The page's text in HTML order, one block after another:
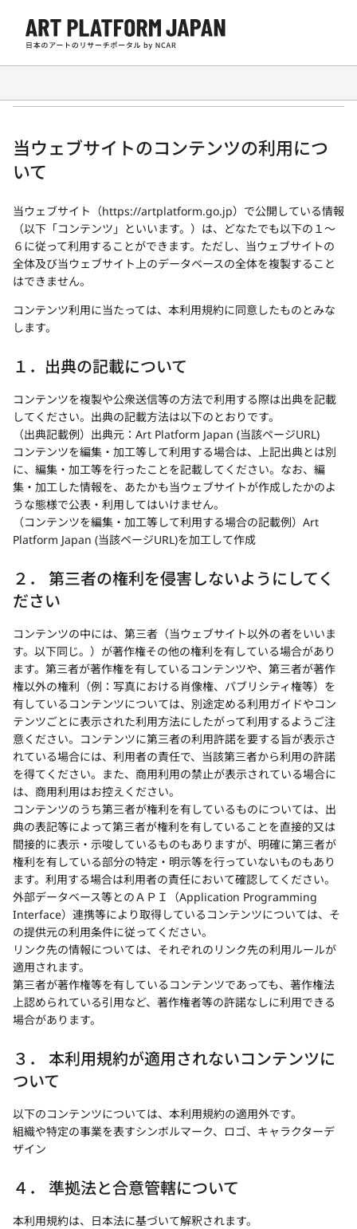
利用規約
当ウェブサイトのコンテンツの利用につ
いて
当ウェブサイト（https://artplatform.go.jp）で公開している情報
（以下「コンテンツ」といいます。）は、どなたでも以下の１～
６に従って利用することができます。ただし、当ウェブサイトの
全体及び当ウェブサイト上のデータベースの全体を複製すること
はできません。
コンテンツ利用に当たっては、本利用規約に同意したものとみな
します。
１．出典の記載について
コンテンツを複製や公衆送信等の方法で利用する際は出典を記載
してください。出典の記載方法は以下のとおりです。
（出典記載例） 出典元：Art Platform Japan (当該ページURL)
コンテンツを編集・加工等して利用する場合は、上記出典とは別
に、編集・加工等を行ったことを記載してください。なお、編
集・加工した情報を、あたかも当ウェブサイトが作成したかのよ
うな態様で公表・利用してはいけません。
（コンテンツを編集・加工等して利用する場合の記載例） Art
Platform Japan (当該ページURL)を加工して作成
２． 第三者の権利を侵害しないようにしてく
ださい
コンテンツの中には、第三者（当ウェブサイト以外の者をいいま
す。以下同じ。）が著作権その他の権利を有している場合があり
ます。第三者が著作権を有しているコンテンツや、第三者が著作
権以外の権利（例：写真における肖像権、パブリシティ権等）を
有しているコンテンツについては、別途定める利用ガイドやコン
テンツごとに表示された利用方法にしたがって利用するようご注
意ください。コンテンツに第三者の利用許諾を要する旨が表示さ
れている場合には、利用者の責任で、当該第三者から利用の許諾
を得てください。また、商用利用の禁止が表示されている場合に
は、商用利用はお控えください。
コンテンツのうち第三者が権利を有しているものについては、出
典の表記等によって第三者が権利を有していることを直接的又は
間接的に表示・示唆しているものもありますが、明確に第三者が
権利を有している部分の特定・明示等を行っていないものもあり
ます。利用する場合は利用者の責任において確認してください。
外部データベース等とのＡＰＩ（Application Programming
Interface）連携等により取得しているコンテンツについては、そ
の提供元の利用条件に従ってください。
リンク先の情報については、それぞれのリンク先の利用ルールが
適用されます。
第三者が著作権等を有しているコンテンツであっても、著作権法
上認められている引用など、著作権者等の許諾なしに利用できる
場合があります。
３． 本利用規約が適用されないコンテンツに
ついて
以下のコンテンツについては、本利用規約の適用外です。
組織や特定の事業を表すシンボルマーク、ロゴ、キャラクターデ
ザイン
４． 準拠法と合意管轄について
本利用規約は、日本法に基づいて解釈されます。